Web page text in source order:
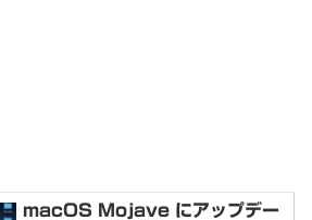
macOS Mojave にアップデー